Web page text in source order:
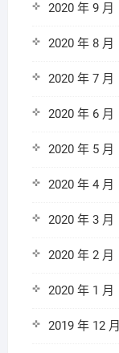
2020 年 9 月
2020 年 8 月
2020 年 7 月
2020 年 6 月
2020 年 5 月
2020 年 4 月
2020 年 3 月
2020 年 2 月
2020 年 1 月
2019 年 12 月